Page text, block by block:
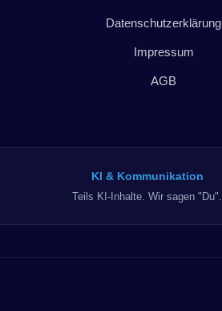
Datenschutzerklärung
Impressum
AGB
KI & Kommunikation
Teils KI-Inhalte. Wir sagen "Du".